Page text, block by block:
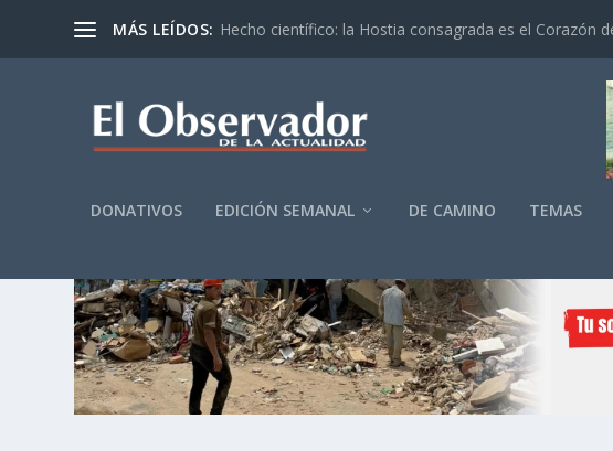
MÁS LEÍDOS: Hecho científico: la Hostia consagrada es el Corazón
DONATIVOS EDICIÓN SEMANAL DE CAMINO TEMAS